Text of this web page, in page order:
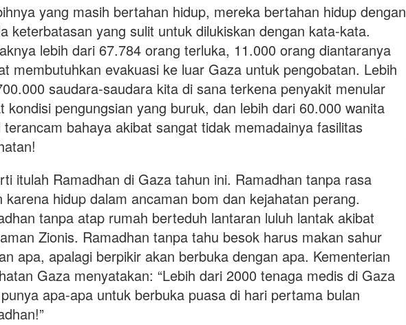
yang masih bertahan hidup, mereka bertahan hidup dengan
keterbatasan yang sulit untuk dilukiskan dengan kata-kata.
lebih dari 67.784 orang terluka, 11.000 orang diantaranya
membutuhkan evakuasi ke luar Gaza untuk pengobatan. Lebih
saudara-saudara kita di sana terkena penyakit menular
kondisi pengungsian yang buruk, dan lebih dari 60.000 wanita
terancam bahaya akibat sangat tidak memadainya fasilitas
itulah Ramadhan di Gaza tahun ini. Ramadhan tanpa rasa
karena hidup dalam ancaman bom dan kejahatan perang.
tanpa atap rumah berteduh lantaran luluh lantak akibat
Zionis. Ramadhan tanpa tahu besok harus makan sahur
apa, apalagi berpikir akan berbuka dengan apa. Kementerian
Gaza menyatakan: “Lebih dari 2000 tenaga medis di Gaza
apa-apa untuk berbuka puasa di hari pertama bulan